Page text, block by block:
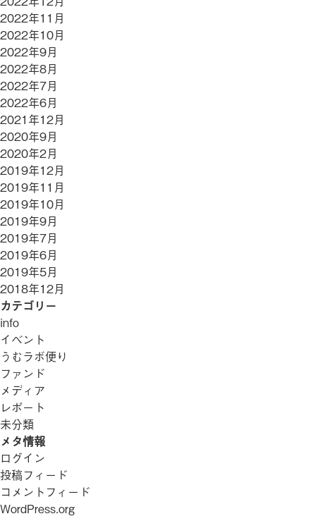
2022年11月
2022年10月
2022年9月
2022年8月
2022年7月
2022年6月
2021年12月
2020年9月
2020年2月
2019年12月
2019年11月
2019年10月
2019年9月
2019年7月
2019年6月
2019年5月
2018年12月
カテゴリー
info
イベント
うむラボ便り
ファンド
メディア
レポート
未分類
メタ情報
ログイン
投稿フィード
コメントフィード
WordPress.org